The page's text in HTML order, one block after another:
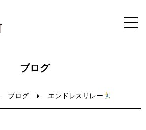
ブログ
ブログ エンドレスリレー